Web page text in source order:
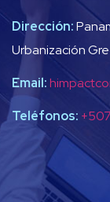
Dirección:
Urbanización
Email:
Teléfonos: